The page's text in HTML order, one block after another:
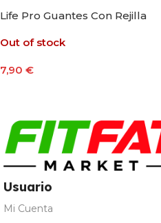
Life Pro Guantes Con Rejilla
Out of stock
7,90 €
Usuario
Mi Cuenta